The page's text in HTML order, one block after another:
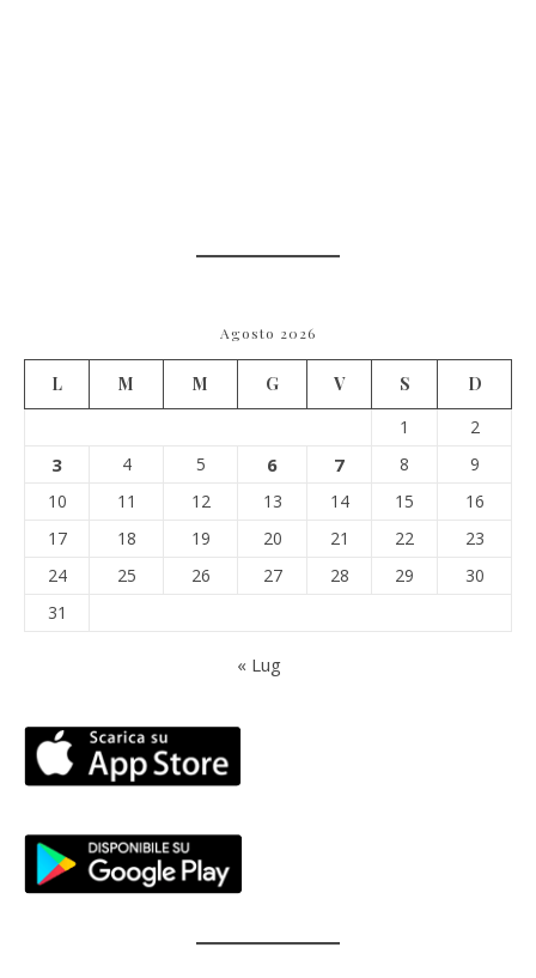
Agosto 2026
L M M G V S
D
1
2
3 4 5 6 7 8
9
10
11 12 13 14 15
16
17
18 19 20 21 22
23
24
25 26 27 28 29
30
31
« Lug